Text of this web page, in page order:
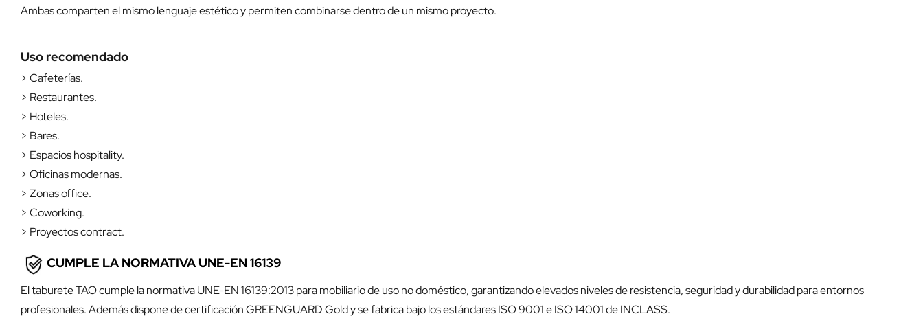
Ambas comparten el mismo lenguaje estético y permiten combinarse dentro de un mismo proyecto.
Uso recomendado
> Cafeterías.
> Restaurantes.
> Hoteles.
> Bares.
> Espacios hospitality.
> Oficinas modernas.
> Zonas office.
> Coworking.
> Proyectos contract.
CUMPLE LA NORMATIVA UNE-EN 16139
El taburete TAO cumple la normativa UNE-EN 16139:2013 para mobiliario de uso no doméstico, garantizando elevados niveles de resistencia, seguridad y durabilidad para entornos
profesionales. Además dispone de certificación GREENGUARD Gold y se fabrica bajo los estándares ISO 9001 e ISO 14001 de INCLASS.